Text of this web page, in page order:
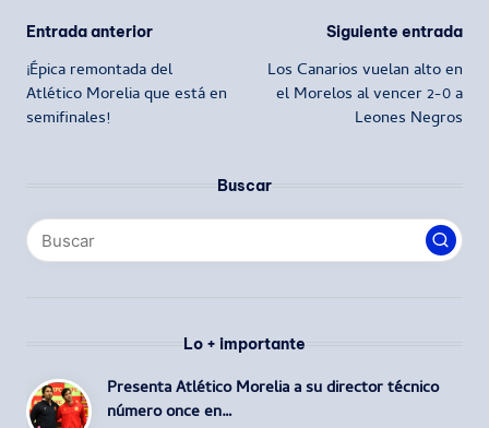
Navegación
de
entradas
Entrada anterior
¡Épica remontada del
Atlético Morelia que está en
semifinales!
Siguiente entrada
Los Canarios vuelan alto en
el Morelos al vencer 2-0 a
Leones Negros
Buscar
Lo + importante
Presenta Atlético Morelia a su director técnico
número once en…